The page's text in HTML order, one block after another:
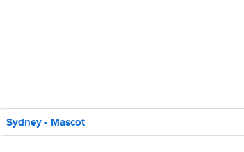
Sydney - Mascot